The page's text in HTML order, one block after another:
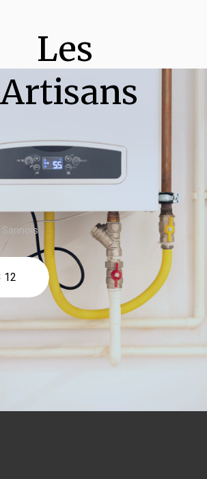
Les
Artisans
Sannois
12